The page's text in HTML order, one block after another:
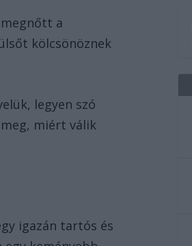
a
kölcsönöznek
legyen szó
miért válik
igazán tartós és